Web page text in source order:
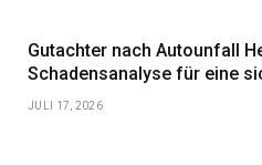
Gutachter nach Autounfall
Schadensanalyse für eine
JULI 17, 2026